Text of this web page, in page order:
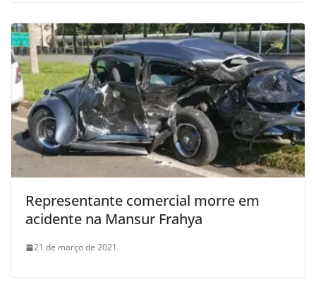
Representante comercial morre em
acidente na Mansur Frahya
21 de março de 2021